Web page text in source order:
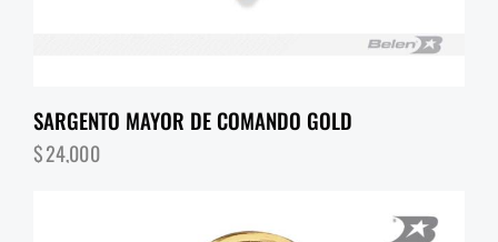
SARGENTO MAYOR DE COMANDO GOLD
$24,000